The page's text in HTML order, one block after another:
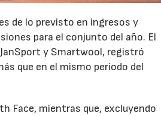
de lo previsto en ingresos y
para el conjunto del año. El
y Smartwool, registró
que en el mismo periodo del
Face, mientras que, excluyendo